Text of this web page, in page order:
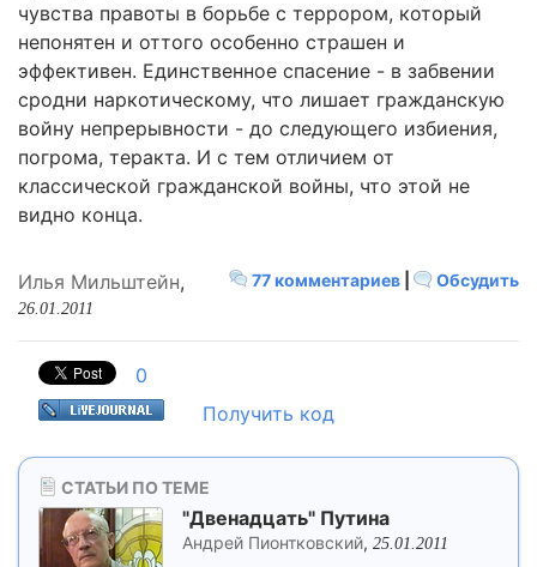
чувства правоты в борьбе с террором, который
непонятен и оттого особенно страшен и
эффективен. Единственное спасение - в забвении
сродни наркотическому, что лишает гражданскую
войну непрерывности - до следующего избиения,
погрома, теракта. И с тем отличием от
классической гражданской войны, что этой не
видно конца.
77 комментариев Обсудить
Илья Мильштейн,
26.01.2011
0
Получить код
СТАТЬИ ПО ТЕМЕ
"Двенадцать" Путина
Андрей Пионтковский, 25.01.2011